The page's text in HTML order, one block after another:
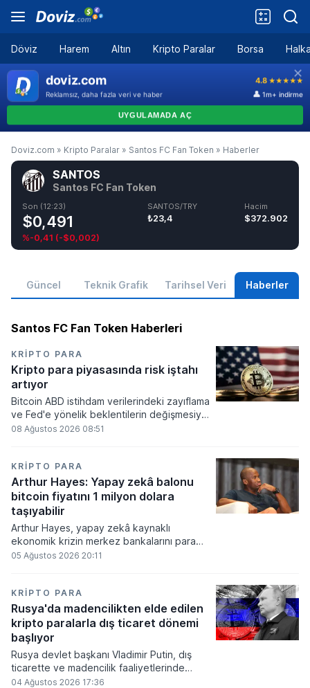
Döviz Harem Altın Kripto Paralar Borsa
Doviz.com » Kripto Paralar » Santos FC Fan Token » Haberler
SANTOS
Santos FC Fan Token
Son (12:23)
$0,491
%-0,41 (-$0,002)
SANTOS/TRY
₺23,4
Hacim
$372.902
Güncel Teknik Grafik Tarihsel Veri Haberler
Santos FC Fan Token Haberleri
KRIPTO PARA
Kripto para piyasasında risk iştahı
artıyor
Bitcoin ABD istihdam verilerindeki zayıflama
ve Fed'e yönelik beklentilerin değişmesiyle
haftayı yükselişle kapattı. Kripto para
açıklanacak enflasyon rakamlarına ve
küresel gelişmelere çevrildi.
08 Ağustos 2026 08:51
KRIPTO PARA
Arthur Hayes: Yapay zekâ balonu
bitcoin fiyatını 1 milyon dolara
taşıyabilir
Arthur Hayes, yapay zekâ kaynaklı
ekonomik krizin merkez bankalarını para
basmaya zorlayacağını ve bu durumun
kayıplarının tetikleyeceği kredi krizinin
küresel likidite artışına yol açacağını belirtti
ve bitcoinin bu süreçte en hızlı tepki veren
varlık olacağı vurguladı.
05 Ağustos 2026 20:11
KRIPTO PARA
Rusya'da madencilikten elde edilen
kripto paralarla dış ticaret dönemi
başlıyor
Rusya devlet başkanı Vladimir Putin, dış
ticarette ve madencilik faaliyetlerinde
kripto varlıkların kullanımına onay veren
04 Ağustos 2026 17:36